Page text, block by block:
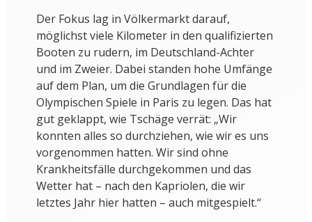
Der Fokus lag in Völkermarkt darauf,
möglichst viele Kilometer in den qualifizierten
Booten zu rudern, im Deutschland-Achter
und im Zweier. Dabei standen hohe Umfänge
auf dem Plan, um die Grundlagen für die
Olympischen Spiele in Paris zu legen. Das hat
gut geklappt, wie Tschäge verrät: „Wir
konnten alles so durchziehen, wie wir es uns
vorgenommen hatten. Wir sind ohne
Krankheitsfälle durchgekommen und das
Wetter hat – nach den Kapriolen, die wir
letztes Jahr hier hatten – auch mitgespielt.“